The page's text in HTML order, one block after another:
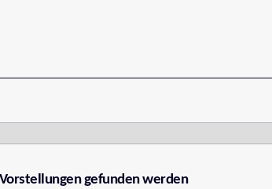
gefunden werden